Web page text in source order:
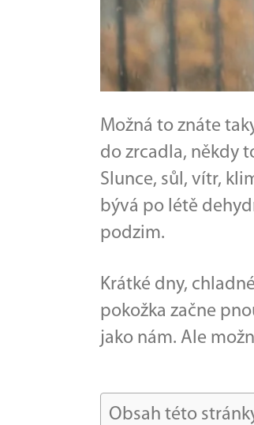
Možná to znáte
do zrcadla, někdy
Slunce, sůl, vítr,
bývá po létě
podzim.
Krátké dny,
pokožka začne
jako nám. Ale
Obsah této